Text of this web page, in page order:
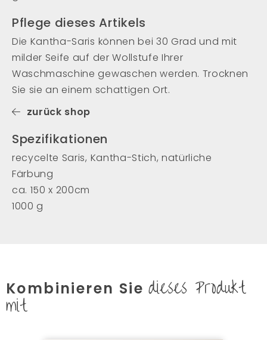
Pflege dieses Artikels
Die Kantha-Saris können bei 30 Grad und mit
milder Seife auf der Wollstufe Ihrer
Waschmaschine gewaschen werden. Trocknen
Sie sie an einem schattigen Ort.
zurück shop
Spezifikationen
recycelte Saris, Kantha-Stich, natürliche
Färbung
ca. 150 x 200cm
1000 g
Kombinieren Siedieses Produkt
mit